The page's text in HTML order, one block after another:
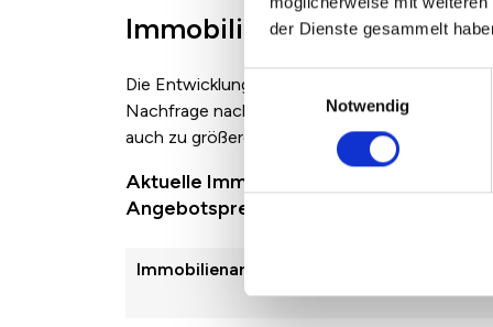
der Dienste gesammelt
Einwilligungsauswahl
Notwendig
Immobilienpreise in
Die Entwicklung der Immobilienpreise
Nachfrage nach den jeweiligen
auch zu größeren Sprüngen der Preise von
Aktuelle Immobilienpreise in
Angebotspreisen
Immobilienart